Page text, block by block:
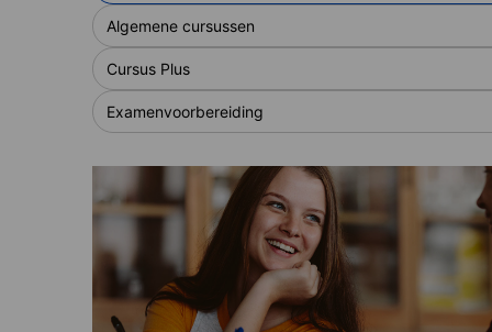
Algemene cursussen
Cursus Plus
Examenvoorbereiding